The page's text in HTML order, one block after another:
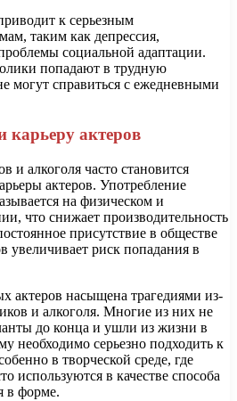
к серьезным
таким как депрессия,
социальной адаптации.
попадают в трудную
могут справиться с ежедневными
карьеру актеров
и алкоголя часто становится
актеров. Употребление
на физическом и
что снижает производительность
присутствие в обществе
увеличивает риск попадания в
актеров насыщена трагедиями из-
и алкоголя. Многие из них не
до конца и ушли из жизни в
необходимо серьезно подходить к
в творческой среде, где
используются в качестве способа
в форме.